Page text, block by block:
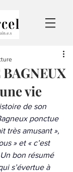
vie
de son
ponctue
très amusant »,
» et « c’est
bon résumé
s’évertue à